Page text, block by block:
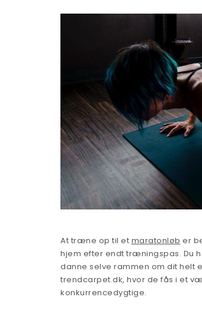
At træne op til et maratonløb er
hjem efter endt træningspas. Du
danne selve rammen om dit helt
trendcarpet.dk, hvor de fås i et
konkurrencedygtige.